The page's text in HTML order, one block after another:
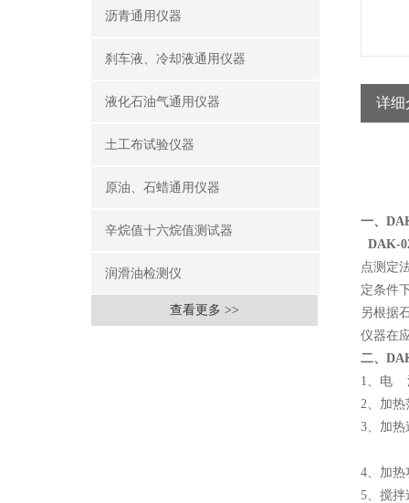
沥青通用仪器
刹车液、冷却液通用仪器
液化石油气通用仪器
土工布试验仪器
原油、石蜡通用仪器
辛烷值十六烷值测试器
润滑油检测仪
查看更多 >>
详细
一、
DAK-
点测定
定条件
另根据
仪器在
二、
1、电
2、加
3、加
4、加热
5、搅